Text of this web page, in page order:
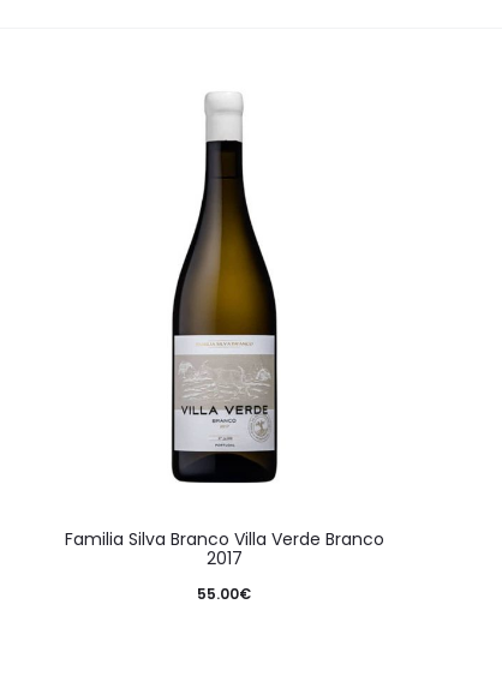
Familia Silva Branco Villa Verde Branco
2017
55.00€